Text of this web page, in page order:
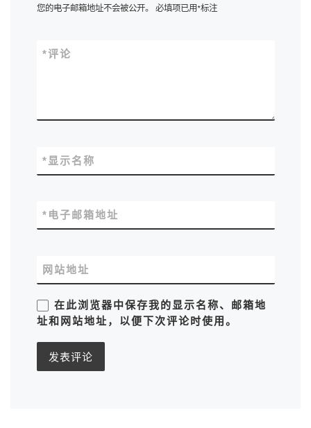
您的电子邮箱地址不会被公开。 必填项已用*标注
评论
*
显示名称
*
电子邮箱地址
*
网站地址
在此浏览器中保存我的显示名称、邮箱地
址和网站地址，以便下次评论时使用。